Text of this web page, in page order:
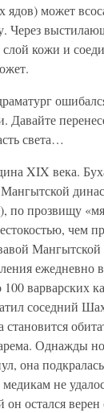
может
Через
кожи и
Давайте
света…
XIX века.
по прозвищу
чем
Мангытской
ежедневно
варварских
соседний
Однажды
она
не
остался верен